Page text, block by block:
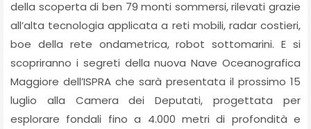
della scoperta di ben 79 monti sommersi, rilevati grazie
all’alta tecnologia applicata a reti mobili, radar costieri,
boe della rete ondametrica, robot sottomarini. E si
scopriranno i segreti della nuova Nave Oceanografica
Maggiore dell’ISPRA che sarà presentata il prossimo 15
luglio alla Camera dei Deputati, progettata per
esplorare fondali fino a 4.000 metri di profondità e